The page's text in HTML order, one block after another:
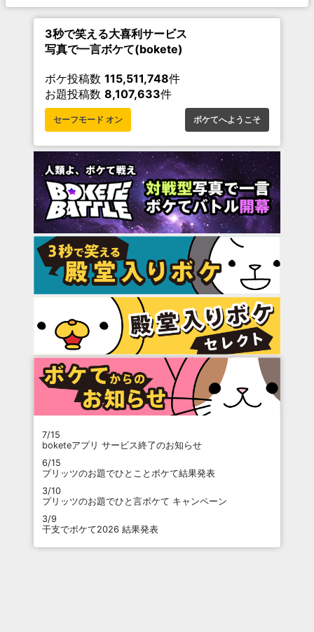
3秒で笑える大喜利サービス
写真で一言ボケて(bokete)
ボケ投稿数 115,511,748件
お題投稿数 8,107,633件
セーフモード オン ボケてへようこそ
7/15
boketeアプリ サービス終了のお知らせ
6/15
プリッツのお題でひとことボケて結果発表
3/10
プリッツのお題でひと言ボケて キャンペーン
3/9
干支でボケて2026 結果発表